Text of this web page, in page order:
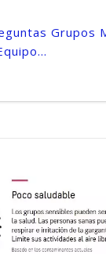
Grupos